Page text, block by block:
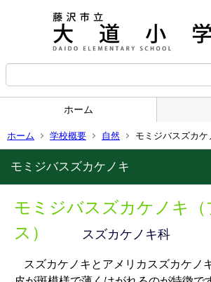
ホーム
ホーム 学校概要 自然 モミジバスズカケ
モミジバスズカケノキ
モミジバスズカケノキ（
ス）
スズカケノキ科
スズカケノキとアメリカスズカケノ